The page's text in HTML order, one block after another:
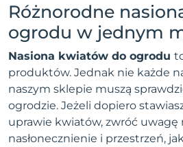
Różnorodne
ogrodu w jednym
Nasiona kwiatów do ogrodu
produktów. Jednak nie każde
naszym sklepie muszą
ogrodzie. Jeżeli dopiero
uprawie kwiatów, zwróć uwagę
nasłonecznienie i przestrzeń,